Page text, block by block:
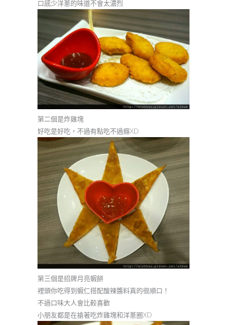
口感少洋蔥的味道不會太濃烈
第二個是炸雞塊
好吃是好吃，不過有點吃不過癮XD
第三個是招牌月亮蝦餅
裡頭你吃得到蝦仁搭配酸辣醬料真的很順口！
不過口味大人會比較喜歡
小朋友都是在搶著吃炸雞塊和洋蔥圈XD